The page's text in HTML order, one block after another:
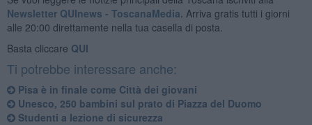
Newsletter QUInews - ToscanaMedia. Arriva gratis tutti i giorni
alle 20:00 direttamente nella tua casella di posta.
Basta cliccare QUI
Ti potrebbe interessare anche:
Pisa è in finale come Città dei giovani
Unesco, 250 bambini sul prato di Piazza del Duomo
Studenti a lezione di sicurezza